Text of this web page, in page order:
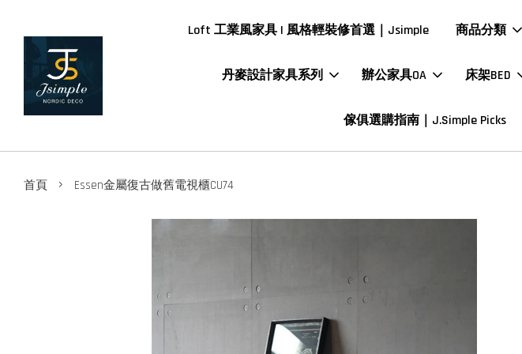
Loft 工業風家具 | 風格輕裝修首選｜Jsimple 商品分類
丹麥設計家具系列 辦公家具OA 床架BED
傢俱選購指南｜J.Simple Picks
首頁 › Essen金屬復古做舊電視櫃CU74